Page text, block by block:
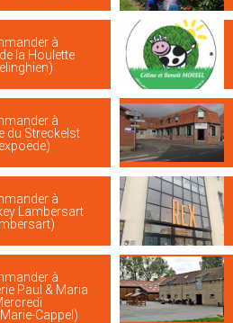
à
la Houlette
à
du Streckelst
à
Lambersart
à
Paul & Maria
Cappel)